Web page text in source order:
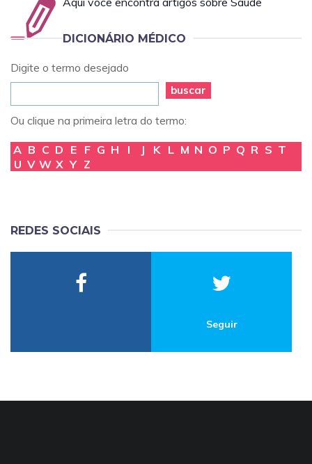
DICIONÁRIO MÉDICO
Digite o termo desejado
buscar
Ou clique na primeira letra do termo:
A B C D E F G H I J K L M N O P Q R S T
U V W X Y Z
REDES SOCIAIS
Seguir